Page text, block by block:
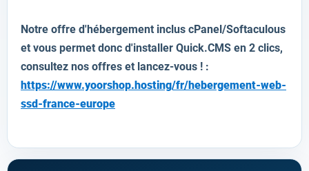
Notre offre d'hébergement inclus cPanel/Softaculous
et vous permet donc d'installer Quick.CMS en 2 clics,
consultez nos offres et lancez-vous ! :
https://www.yoorshop.hosting/fr/hebergement-web-
ssd-france-europe